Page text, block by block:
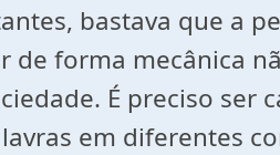
bastava que a
de forma mecânica
É preciso ser
em diferentes